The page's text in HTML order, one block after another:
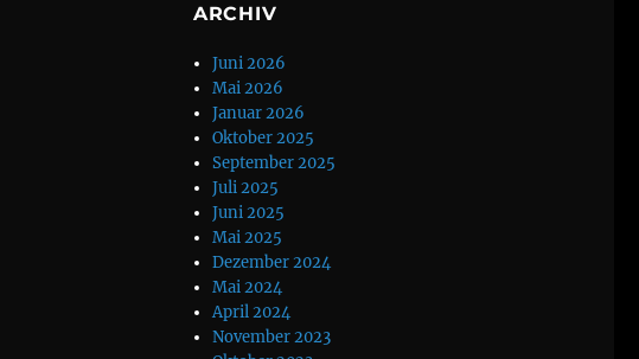
ARCHIV
Juni 2026
Mai 2026
Januar 2026
Oktober 2025
September 2025
Juli 2025
Juni 2025
Mai 2025
Dezember 2024
Mai 2024
April 2024
November 2023